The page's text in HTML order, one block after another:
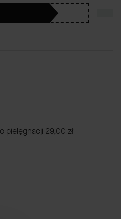
pielęgnacji 29,00 zł